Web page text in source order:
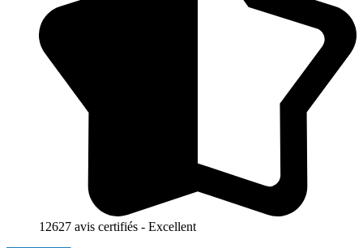
12627 avis certifiés - Excellent